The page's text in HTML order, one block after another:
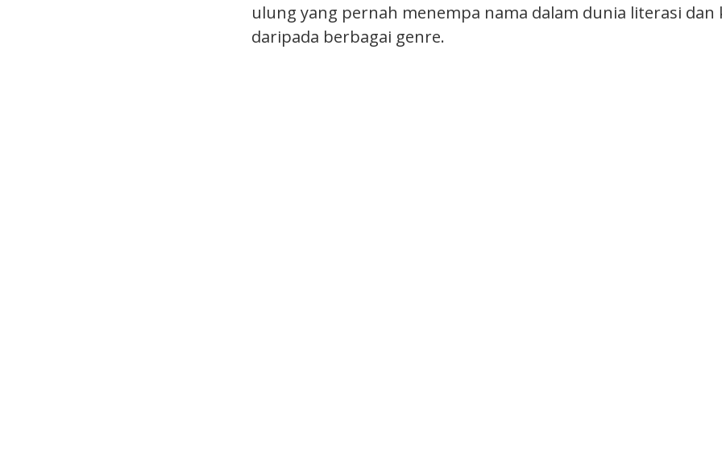
ulung yang pernah menempa nama dalam dunia literasi dan
daripada berbagai genre.